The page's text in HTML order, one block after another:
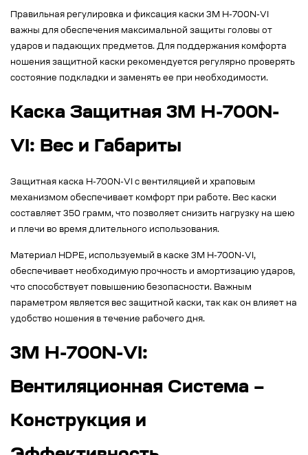
Правильная регулировка и фиксация каски 3M H-700N-VI
важны для обеспечения максимальной защиты головы от
ударов и падающих предметов. Для поддержания комфорта
ношения защитной каски рекомендуется регулярно проверять
состояние подкладки и заменять ее при необходимости.
Каска Защитная 3M H-700N-
VI: Вес и Габариты
Защитная каска H-700N-VI с вентиляцией и храповым
механизмом обеспечивает комфорт при работе. Вес каски
составляет 350 грамм, что позволяет снизить нагрузку на шею
и плечи во время длительного использования.
Материал HDPE, используемый в каске 3M H-700N-VI,
обеспечивает необходимую прочность и амортизацию ударов,
что способствует повышению безопасности. Важным
параметром является вес защитной каски, так как он влияет на
удобство ношения в течение рабочего дня.
3M H-700N-VI:
Вентиляционная Система –
Конструкция и